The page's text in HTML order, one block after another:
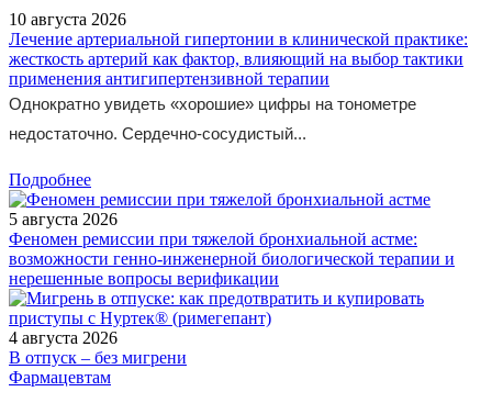
10 августа 2026
Лечение артериальной гипертонии в клинической практике:
жесткость артерий как фактор, влияющий на выбор тактики
применения антигипертензивной терапии
Однократно увидеть «хорошие» цифры на тонометре
недостаточно. Сердечно-сосудистый...
Подробнее
5 августа 2026
Феномен ремиссии при тяжелой бронхиальной астме:
возможности генно-инженерной биологической терапии и
нерешенные вопросы верификации
4 августа 2026
В отпуск – без мигрени
Фармацевтам